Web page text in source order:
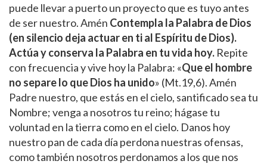
puede llevar a puerto un proyecto que es tuyo antes
de ser nuestro. Amén Contempla la Palabra de Dios
(en silencio deja actuar en ti al Espíritu de Dios).
Actúa y conserva la Palabra en tu vida hoy. Repite
con frecuencia y vive hoy la Palabra: «Que el hombre
no separe lo que Dios ha unido» (Mt.19,6). Amén
Padre nuestro, que estás en el cielo, santificado sea tu
Nombre; venga a nosotros tu reino; hágase tu
voluntad en la tierra como en el cielo. Danos hoy
nuestro pan de cada día perdona nuestras ofensas,
como también nosotros perdonamos a los que nos